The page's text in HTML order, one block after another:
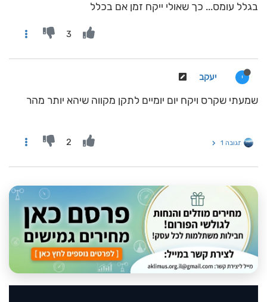
בגלל עומס... כך שאולי ייקח זמן אם בכלל
3
י יעקב
שמעתי שקרס ויקח יום יומיים לתקן מקווה שיהא יותר מהר
תגובה 1 2